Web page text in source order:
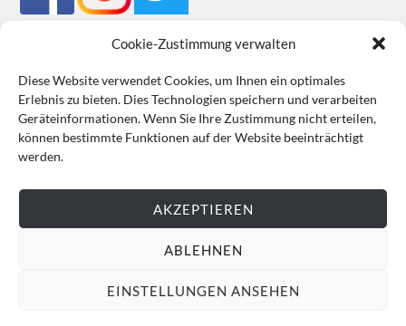
Cookie-Zustimmung verwalten
Diese Website verwendet Cookies, um Ihnen ein optimales
Erlebnis zu bieten. Dies Technologien speichern und verarbeiten
Geräteinformationen. Wenn Sie Ihre Zustimmung nicht erteilen,
können bestimmte Funktionen auf der Website beeinträchtigt
werden.
AKZEPTIEREN
ABLEHNEN
EINSTELLUNGEN ANSEHEN
Mein Bestellkonto Kundeninformationen Datenschutz
Cookie-Richtlinie (EU) Impressum
VERTRAG WIDERRUFEN